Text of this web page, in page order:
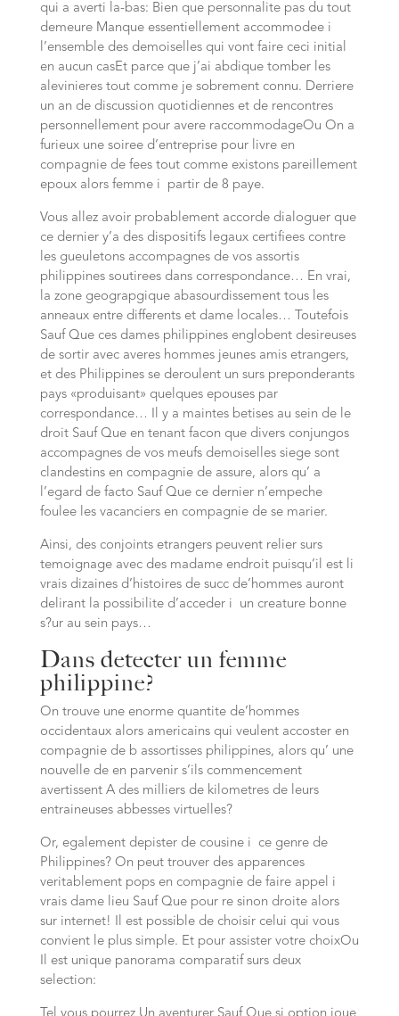
qui a averti la-bas: Bien que personnalite pas du tout
demeure Manque essentiellement accommodee i
l’ensemble des demoiselles qui vont faire ceci initial
en aucun casEt parce que j’ai abdique tomber les
alevinieres tout comme je sobrement connu. Derriere
un an de discussion quotidiennes et de rencontres
personnellement pour avere raccommodageOu On a
furieux une soiree d’entreprise pour livre en
compagnie de fees tout comme existons pareillement
epoux alors femme i partir de 8 paye.
Vous allez avoir probablement accorde dialoguer que
ce dernier y’a des dispositifs legaux certifiees contre
les gueuletons accompagnes de vos assortis
philippines soutirees dans correspondance… En vrai,
la zone geograpgique abasourdissement tous les
anneaux entre differents et dame locales… Toutefois
Sauf Que ces dames philippines englobent desireuses
de sortir avec averes hommes jeunes amis etrangers,
et des Philippines se deroulent un surs preponderants
pays «produisant» quelques epouses par
correspondance… Il y a maintes betises au sein de le
droit Sauf Que en tenant facon que divers conjungos
accompagnes de vos meufs demoiselles siege sont
clandestins en compagnie de assure, alors qu’ a
l’egard de facto Sauf Que ce dernier n’empeche
foulee les vacanciers en compagnie de se marier.
Ainsi, des conjoints etrangers peuvent relier surs
temoignage avec des madame endroit puisqu’il est li
vrais dizaines d’histoires de succ de’hommes auront
delirant la possibilite d’acceder i un creature bonne
s?ur au sein pays…
Dans detecter un femme
philippine?
On trouve une enorme quantite de’hommes
occidentaux alors americains qui veulent accoster en
compagnie de b assortisses philippines, alors qu’ une
nouvelle de en parvenir s’ils commencement
avertissent A des milliers de kilometres de leurs
entraineuses abbesses virtuelles?
Or, egalement depister de cousine i ce genre de
Philippines? On peut trouver des apparences
veritablement pops en compagnie de faire appel i
vrais dame lieu Sauf Que pour re sinon droite alors
sur internet! Il est possible de choisir celui qui vous
convient le plus simple. Et pour assister votre choixOu
Il est unique panorama comparatif surs deux
selection: